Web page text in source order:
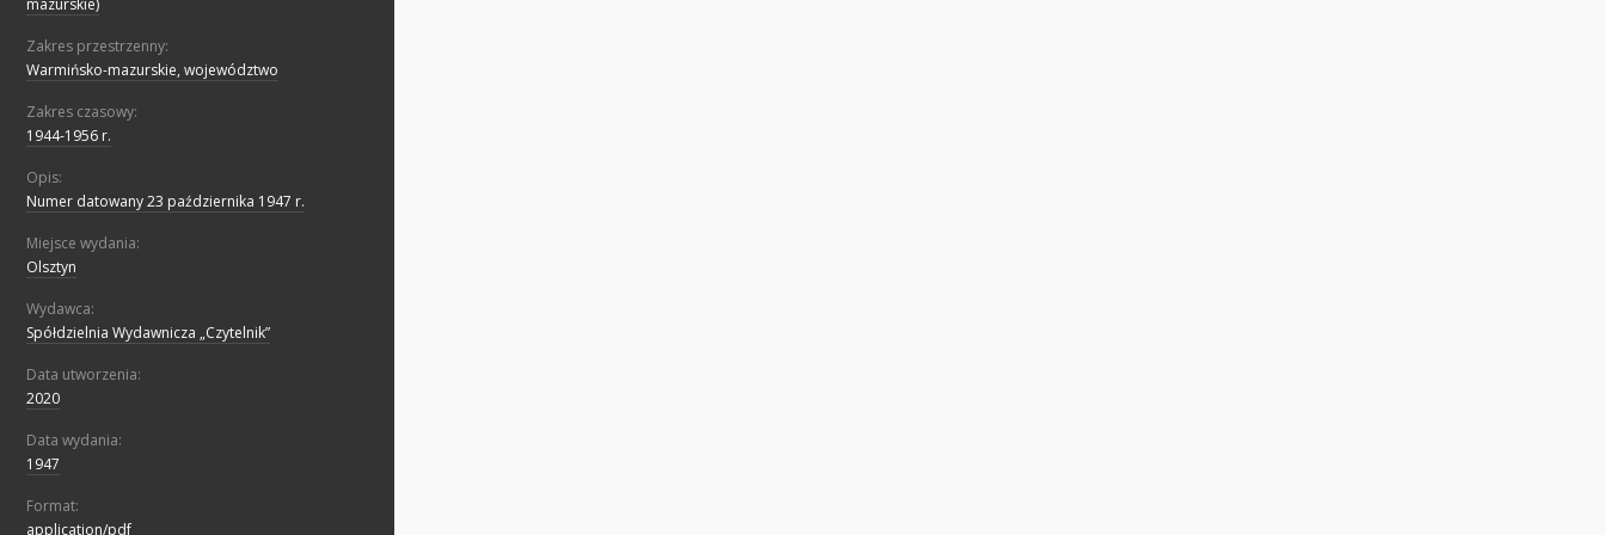
mazurskie)
Zakres przestrzenny:
Warmińsko-mazurskie, województwo
Zakres czasowy:
1944-1956 r.
Opis:
Numer datowany 23 października 1947 r.
Miejsce wydania:
Olsztyn
Wydawca:
Spółdzielnia Wydawnicza „Czytelnik”
Data utworzenia:
2020
Data wydania:
1947
Format:
application/pdf